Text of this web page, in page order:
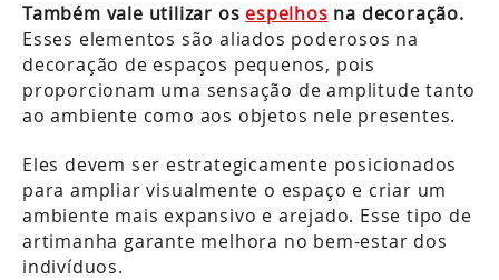
Também vale utilizar os espelhos na decoração.
Esses elementos são aliados poderosos na
decoração de espaços pequenos, pois
proporcionam uma sensação de amplitude tanto
ao ambiente como aos objetos nele presentes.
Eles devem ser estrategicamente posicionados
para ampliar visualmente o espaço e criar um
ambiente mais expansivo e arejado. Esse tipo de
artimanha garante melhora no bem-estar dos
indivíduos.